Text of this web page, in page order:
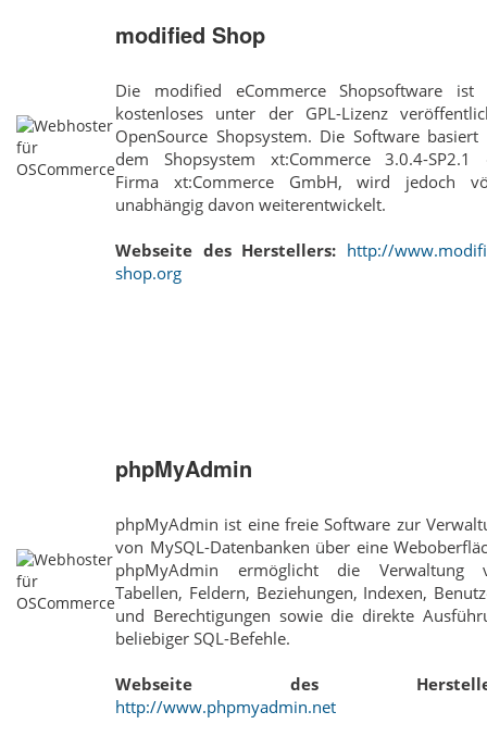
modified Shop
Die modified eCommerce Shopsoftware ist
kostenloses unter der GPL-Lizenz
OpenSource Shopsystem. Die Software basiert
dem Shopsystem xt:Commerce 3.0.4-SP2.1
Firma xt:Commerce GmbH, wird jedoch
unabhängig davon weiterentwickelt.
Webseite des Herstellers: http://
shop.org
phpMyAdmin
phpMyAdmin ist eine freie Software zur
von MySQL-Datenbanken über eine
phpMyAdmin ermöglicht die Verwaltung
Tabellen, Feldern, Beziehungen, Indexen,
und Berechtigungen sowie die direkte
beliebiger SQL-Befehle.
Webseite des
http://www.phpmyadmin.net